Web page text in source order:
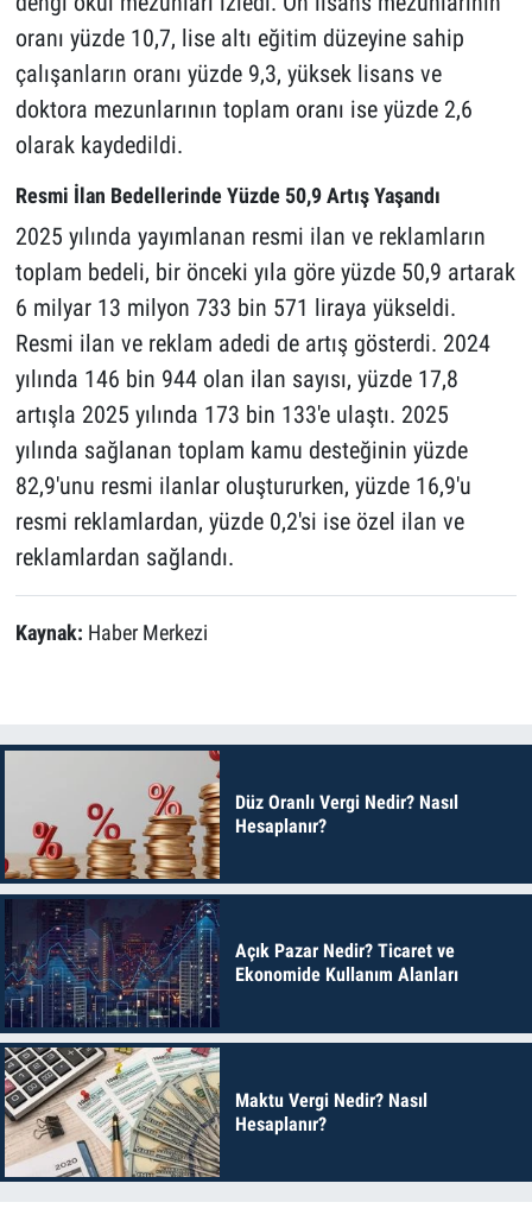
oranı yüzde 10,7, lise altı eğitim düzeyine sahip
çalışanların oranı yüzde 9,3, yüksek lisans ve
doktora mezunlarının toplam oranı ise yüzde 2,6
olarak kaydedildi.
Resmi İlan Bedellerinde Yüzde 50,9 Artış Yaşandı
2025 yılında yayımlanan resmi ilan ve reklamların
toplam bedeli, bir önceki yıla göre yüzde 50,9 artarak
6 milyar 13 milyon 733 bin 571 liraya yükseldi.
Resmi ilan ve reklam adedi de artış gösterdi. 2024
yılında 146 bin 944 olan ilan sayısı, yüzde 17,8
artışla 2025 yılında 173 bin 133'e ulaştı. 2025
yılında sağlanan toplam kamu desteğinin yüzde
82,9'unu resmi ilanlar oluştururken, yüzde 16,9'u
resmi reklamlardan, yüzde 0,2'si ise özel ilan ve
reklamlardan sağlandı.
Kaynak: Haber Merkezi
Düz Oranlı Vergi Nedir? Nasıl
Hesaplanır?
Açık Pazar Nedir? Ticaret ve
Ekonomide Kullanım Alanları
Maktu Vergi Nedir? Nasıl
Hesaplanır?